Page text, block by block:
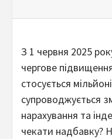
З 1 червня 2025
чергове
стосується
супроводжується
нарахування та
чекати надбавку?